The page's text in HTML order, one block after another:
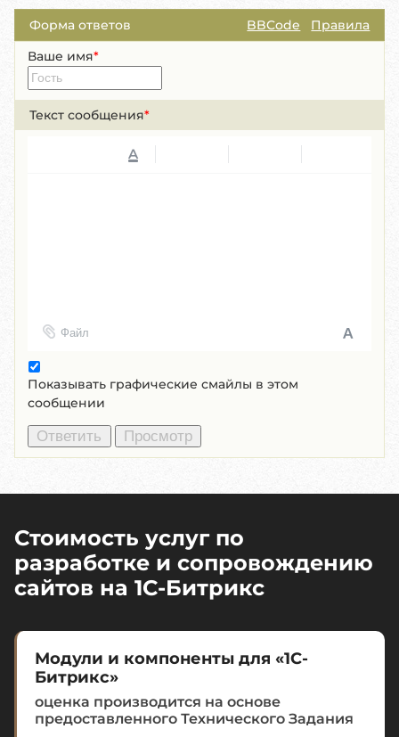
BBCode Правила
Форма ответов
Ваше имя*
Текст сообщения*
A
Файл
Показывать графические смайлы в этом
сообщении
Стоимость услуг по
разработке и сопровождению
сайтов на 1C-Битрикс
Модули и компоненты для «1С-
Битрикс»
оценка производится на основе
предоставленного Технического Задания